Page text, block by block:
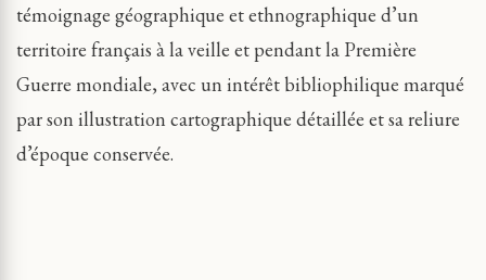
témoignage géographique et ethnographique d’un
territoire français à la veille et pendant la Première
Guerre mondiale, avec un intérêt bibliophilique marqué
par son illustration cartographique détaillée et sa reliure
d’époque conservée.